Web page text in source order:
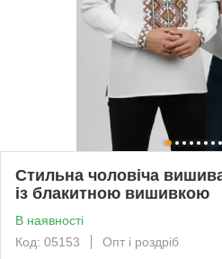
Стильна чоловіча
із блакитною вишивкою
В наявності
Код: 05153
Опт і роздріб